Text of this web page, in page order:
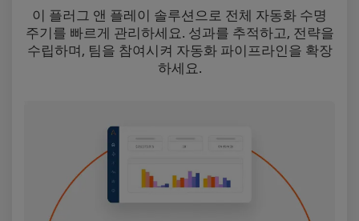
이 플러그 앤 플레이 솔루션으로 전체 자동화 수명
주기를 빠르게 관리하세요. 성과를 추적하고, 전략을
수립하며, 팀을 참여시켜 자동화 파이프라인을 확장
하세요.